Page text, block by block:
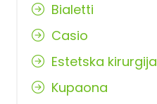
Bialetti
Casio
Estetska kirurgija
Kupaona